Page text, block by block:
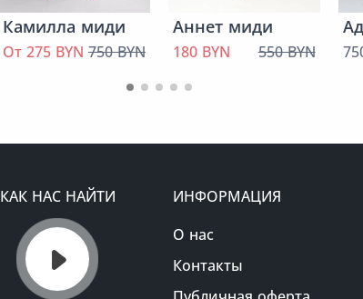
Камилла миди
От 275 BYN 750 BYN
Аннет миди
180 BYN 550 BYN
КАК НАС НАЙТИ
ИНФОРМАЦИЯ
О нас
Контакты